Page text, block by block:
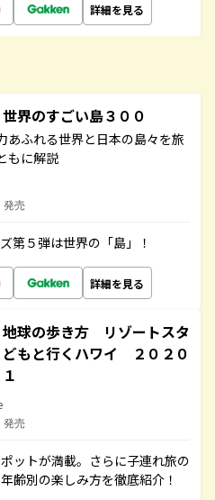
詳細を見る
界のすごい島３００
あふれる世界と日本の島々を旅
もに解説
発売
第５弾は世界の「島」！
詳細を見る
球の歩き方 リゾートスタ
もと行くハワイ ２０２０
発売
ットが満載。さらに子連れ旅の
齢別の楽しみ方を徹底紹介！